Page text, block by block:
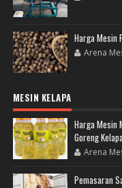
Harga Mesin
Arena
MESIN KELAPA
Harga Mesin
Goreng
Arena
Pemasaran